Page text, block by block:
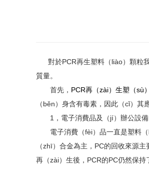
對於PCR再生塑料（liào）顆粒我
質量。
首先， PCR再（zài）生塑（sù
（běn）身含有毒素，因此（cǐ）其
1，電子消費品及（jí）辦公設備
電子消費（fèi）品一直是塑料（
（zhī）合金為主，PC的回收來源
再（zài）生後，PCR的PC仍然保